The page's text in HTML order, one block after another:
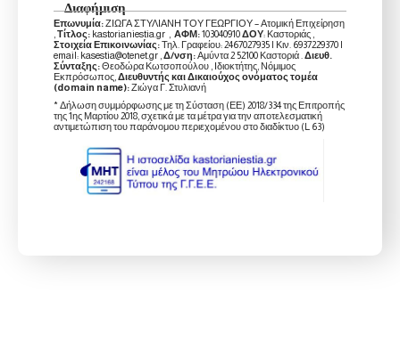
Διαφήμιση
Επωνυμία:ΖΙΩΓΑ ΣΤΥΛΙΑΝΗ ΤΟΥ ΓΕΩΡΓΙΟΥ – Ατομική Επιχείρηση
Τίτλος: kastorianiestia.gr , ΑΦΜ:103040910ΔΟΥ: Καστοριάς ,
Στοιχεία Επικοινωνίας:Τηλ. Γραφείου: 2467027935 | Κιν. 6937229370 |
email: kasestia@otenet.gr , Δ/νση:Αμύντα 2 52100 Καστοριά . Διευθ.
Σύνταξης:Θεοδώρα Κωτσοπούλου , Ιδιοκτήτης, Νόμιμος
Εκπρόσωπος, Διευθυντής και Δικαιούχος ονόματος τομέα
(domain name):Ζιώγα Γ. Στυλιανή
* Δήλωση συμμόρφωσης με τη Σύσταση (ΕΕ) 2018/334 της Επιτροπής
της 1ης Μαρτίου 2018, σχετικά με τα μέτρα για την αποτελεσματική
αντιμετώπιση του παράνομου περιεχομένου στο διαδίκτυο (L 63)